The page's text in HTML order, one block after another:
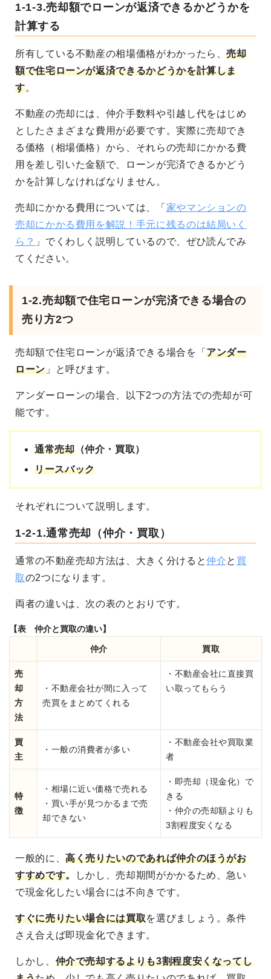
1-1-3.売却額でローンが返済できるかどうかを
計算する
所有している不動産の相場価格がわかったら、売却
額で住宅ローンが返済できるかどうかを計算しま
す。
不動産の売却には、仲介手数料や引越し代をはじめ
としたさまざまな費用が必要です。実際に売却でき
る価格（相場価格）から、それらの売却にかかる費
用を差し引いた金額で、ローンが完済できるかどう
かを計算しなければなりません。
売却にかかる費用については、「 家やマンションの
売却にかかる費用を解説！手元に残るのは結局いく
ら？ 」でくわしく説明しているので、ぜひ読んでみ
てください。
1-2.売却額で住宅ローンが完済できる場合の
売り方2つ
売却額で住宅ローンが返済できる場合を「アンダー
ローン」と呼びます。
アンダーローンの場合、以下2つの方法での売却が可
能です。
通常売却（仲介・買取）
リースバック
それぞれについて説明します。
1-2-1.通常売却（仲介・買取）
通常の不動産売却方法は、大きく分けると仲介と 買
取の2つになります。
両者の違いは、次の表のとおりです。
【表 仲介と買取の違い】
仲介 買取
売
却
方
法
・不動産会社が間に入って
売買をまとめてくれる
・不動産会社に直接買
い取ってもらう
買
主
・一般の消費者が多い
・不動産会社や買取業
者
特
徴
・相場に近い価格で売れる
・買い手が見つかるまで売
却できない
・即売却（現金化）で
きる
・仲介の売却額よりも
3割程度安くなる
一般的に、高く売りたいのであれば仲介のほうがお
すすめです。
しかし、売却期間がかかるため、急い
で現金化したい場合には不向きです。
すぐに売りたい場合には買取を選びましょう。条件
さえ合えば即現金化できます。
しかし、 仲介で売却するよりも3割程度安くなってし